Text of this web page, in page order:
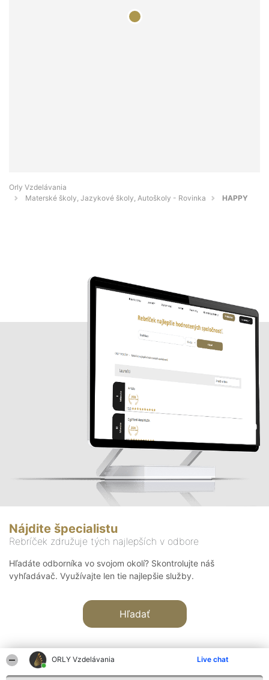
ORLY Vzdelávania Live chat
Orly Vzdelávania
Materské školy, Jazykové školy, Autoškoly - Rovinka
HAPPY
Nájdite špecialistu
Rebríček združuje tých najlepších v odbore
Hľadáte odborníka vo svojom okolí? Skontrolujte náš
vyhľadávač. Využívajte len tie najlepšie služby.
Hľadať